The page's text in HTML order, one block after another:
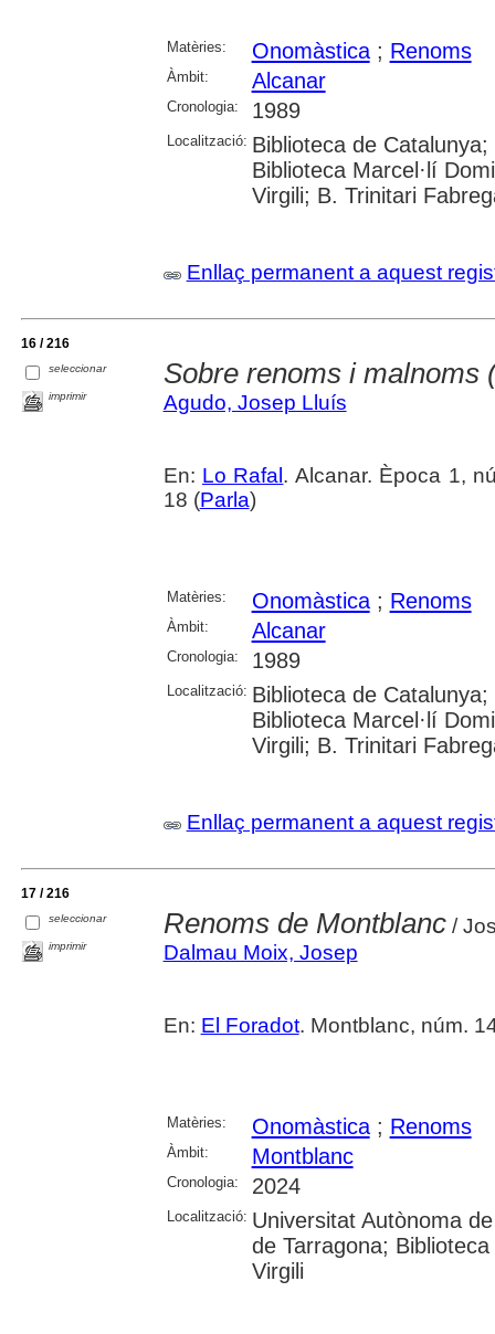
Matèries: Onomàstica; Renoms
Àmbit: Alcanar
Cronologia: 1989
Localització: Biblioteca de
Biblioteca Marcel·lí
Virgili; B. Trinitari
Enllaç permanent a aquest
16 / 216
seleccionar
imprimir
Sobre renoms i malnoms
Agudo, Josep Lluís
En: Lo Rafal. Alcanar. Època 1,
18 (Parla)
Matèries: Onomàstica; Renoms
Àmbit: Alcanar
Cronologia: 1989
Localització: Biblioteca de
Biblioteca Marcel·lí
Virgili; B. Trinitari
Enllaç permanent a aquest
17 / 216
seleccionar
imprimir
Renoms de Montblanc/
Dalmau Moix, Josep
En: El Foradot. Montblanc, núm.
Matèries: Onomàstica; Renoms
Àmbit: Montblanc
Cronologia: 2024
Localització: Universitat Autònoma
de Tarragona;
Virgili